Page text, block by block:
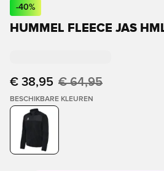
-40%
HUMMEL FLEECE JAS
€ 38,95 € 64,95
BESCHIKBARE KLEUREN